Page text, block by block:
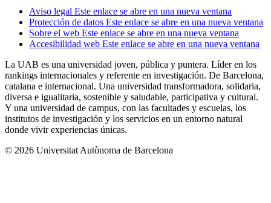
Aviso legal Este enlace se abre en una nueva ventana
Protección de datos Este enlace se abre en una nueva ventana
Sobre el web Este enlace se abre en una nueva ventana
Accesibilidad web Este enlace se abre en una nueva ventana
La UAB es una universidad joven, pública y puntera. Líder en los
rankings internacionales y referente en investigación. De Barcelona,
catalana e internacional. Una universidad transformadora, solidaria,
diversa e igualitaria, sostenible y saludable, participativa y cultural.
Y una universidad de campus, con las facultades y escuelas, los
institutos de investigación y los servicios en un entorno natural
donde vivir experiencias únicas.
© 2026 Universitat Autònoma de Barcelona